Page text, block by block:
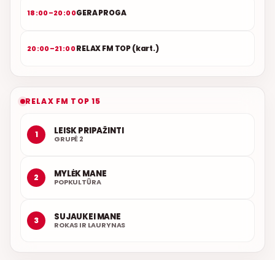
18:00–20:00GERA PROGA
20:00–21:00RELAX FM TOP (kart.)
RELAX FM TOP 15
1 LEISK PRIPAŽINTI
GRUPĖ 2
2 MYLĖK MANE
POPKULTŪRA
3 SUJAUKEI MANE
ROKAS IR LAURYNAS